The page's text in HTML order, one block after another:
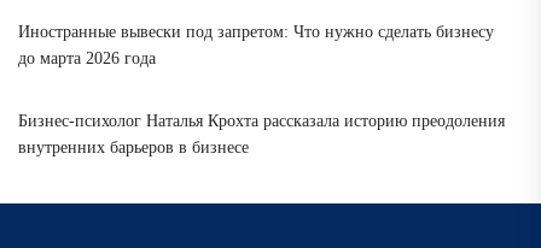
Иностранные вывески под запретом: Что нужно сделать бизнесу
до марта 2026 года
Бизнес-психолог Наталья Крохта рассказала историю преодоления
внутренних барьеров в бизнесе